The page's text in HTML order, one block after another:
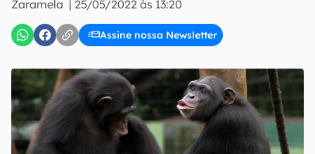
Zaramela | 25/05/2022 às 13:20
Assine nossa Newsletter
Confirmo que li, aceito e concordo com os Termos de
Uso e Política de Privacidade do Canaltech.